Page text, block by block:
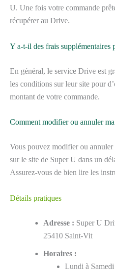
U. Une fois votre commande
récupérer au Drive.
Y a-t-il des frais supplémentaires
En général, le service Drive est
les conditions sur leur site pour
montant de votre commande.
Comment modifier ou annuler
Vous pouvez modifier ou
sur le site de Super U dans un
Assurez-vous de bien lire les
Détails pratiques
Adresse : Super U
25410 Saint-Vit
Horaires :
Lundi à